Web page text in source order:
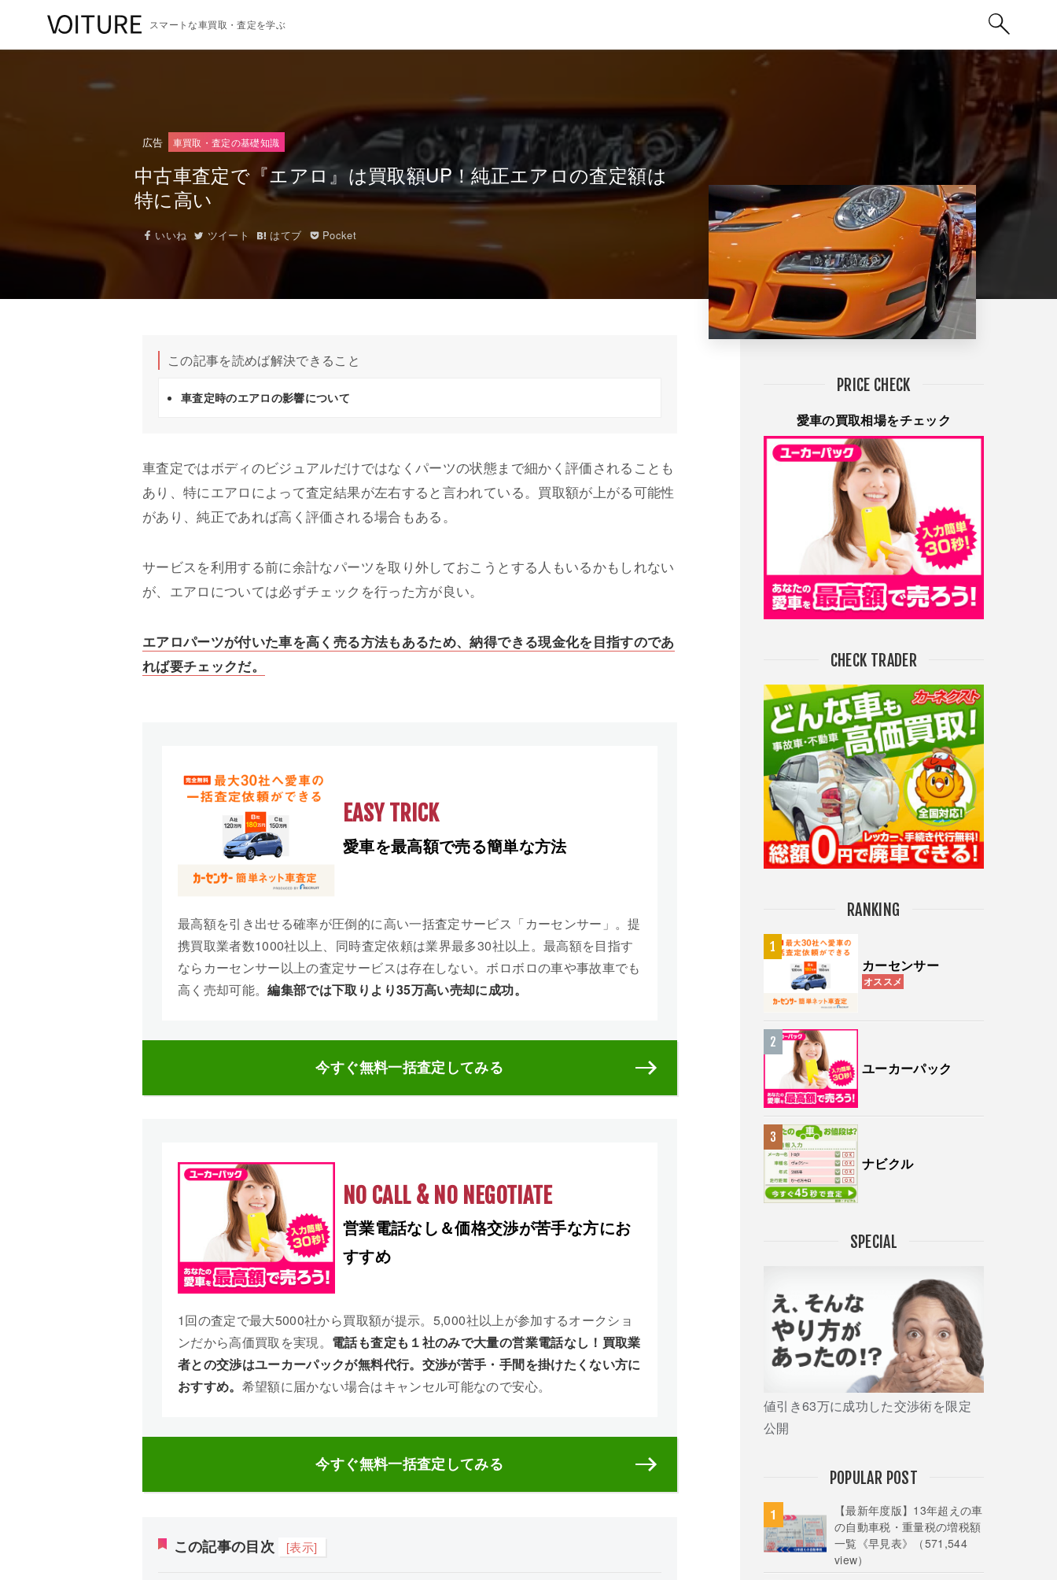
スマートな車買取・査定を学ぶ
広告 車買取・査定の基礎知識
中古車査定で『エアロ』は買取額UP！純正エアロの査定額は
特に高い
いいね ツイート はてブ Pocket
この記事を読めば解決できること
車査定時のエアロの影響について
車査定ではボディのビジュアルだけではなくパーツの状態まで細かく評価されることも
あり、特にエアロによって査定結果が左右すると言われている。買取額が上がる可能性
があり、純正であれば高く評価される場合もある。
サービスを利用する前に余計なパーツを取り外しておこうとする人もいるかもしれない
が、エアロについては必ずチェックを行った方が良い。
エアロパーツが付いた車を高く売る方法もあるため、納得できる現金化を目指すのであ
れば要チェックだ。
EASY TRICK
愛車を最高額で売る簡単な方法
最高額を引き出せる確率が圧倒的に高い一括査定サービス「カーセンサー」。提
携買取業者数1000社以上、同時査定依頼は業界最多30社以上。最高額を目指す
ならカーセンサー以上の査定サービスは存在しない。ボロボロの車や事故車でも
高く売却可能。編集部では下取りより35万高い売却に成功。
今すぐ無料一括査定してみる
NO CALL & NO NEGOTIATE
営業電話なし＆価格交渉が苦手な方にお
すすめ
1回の査定で最大5000社から買取額が提示。5,000社以上が参加するオークショ
ンだから高価買取を実現。 電話も査定も１社のみで大量の営業電話なし！買取業
者との交渉はユーカーパックが無料代行。交渉が苦手・手間を掛けたくない方に
おすすめ。 希望額に届かない場合はキャンセル可能なので安心。
今すぐ無料一括査定してみる
この記事の目次 [表示]
PRICE CHECK
愛車の買取相場をチェック
CHECK TRADER
RANKING
カーセンサー
オススメ
ユーカーパック
ナビクル
SPECIAL
値引き63万に成功した交渉術を限定
公開
POPULAR POST
【最新年度版】13年超えの車
の自動車税・重量税の増税額
一覧《早見表》
（571,544
view）